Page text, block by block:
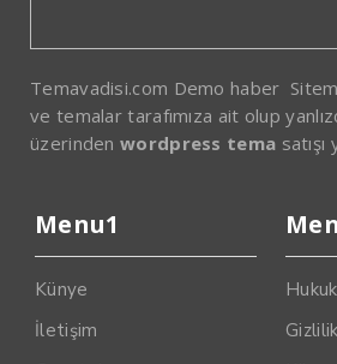
Temavadisi.com Demo haber
ve temalar tarafımıza ait olup
üzerinden wordpress tema satışı
Menu1
Künye
İletişim